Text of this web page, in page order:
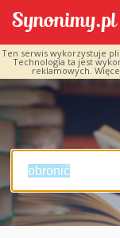
Ten serwis wykorzystuje
Technologia ta jest
reklamowych.